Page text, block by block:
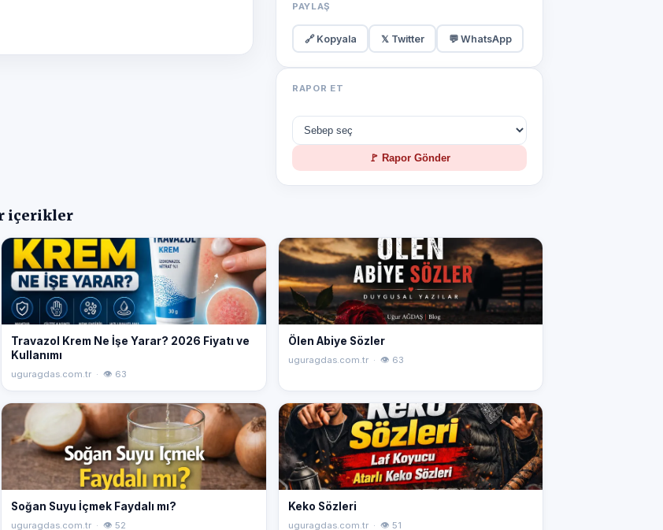
PAYLAŞ
🔗 Kopyala 𝕏 Twitter 💬 WhatsApp
RAPOR ET
🚩 Rapor Gönder
içerikler
Travazol Krem Ne İşe Yarar? 2026 Fiyatı ve
Kullanımı
uguragdas.com.tr · 👁 63
Ölen Abiye Sözler
uguragdas.com.tr · 👁 63
Soğan Suyu İçmek Faydalı mı?
uguragdas.com.tr · 👁 52
Keko Sözleri
uguragdas.com.tr · 👁 51